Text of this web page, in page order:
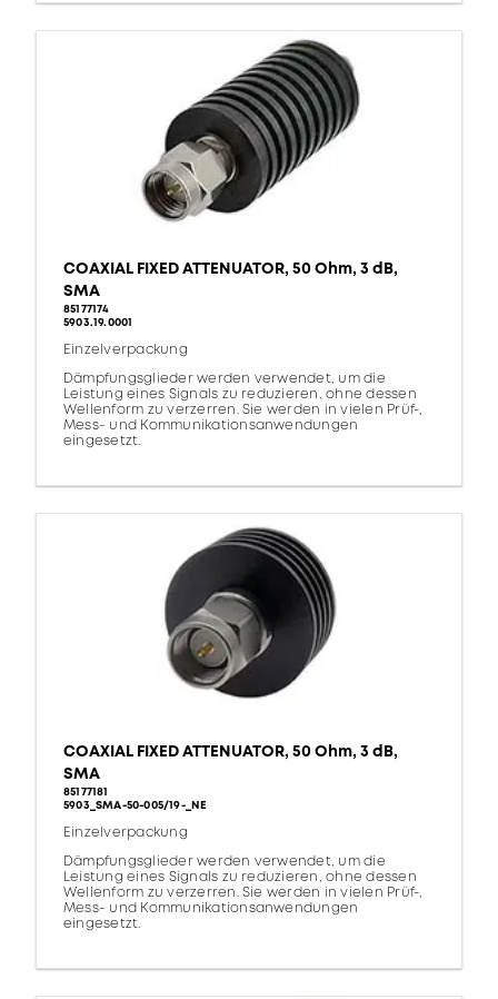
COAXIAL FIXED ATTENUATOR, 50 Ohm, 3 dB,
SMA
85177174
5903.19.0001
Einzelverpackung
Dämpfungsglieder werden verwendet, um die
Leistung eines Signals zu reduzieren, ohne dessen
Wellenform zu verzerren. Sie werden in vielen Prüf-,
Mess- und Kommunikationsanwendungen
eingesetzt.
COAXIAL FIXED ATTENUATOR, 50 Ohm, 3 dB,
SMA
85177181
5903_SMA-50-005/19-_NE
Einzelverpackung
Dämpfungsglieder werden verwendet, um die
Leistung eines Signals zu reduzieren, ohne dessen
Wellenform zu verzerren. Sie werden in vielen Prüf-,
Mess- und Kommunikationsanwendungen
eingesetzt.